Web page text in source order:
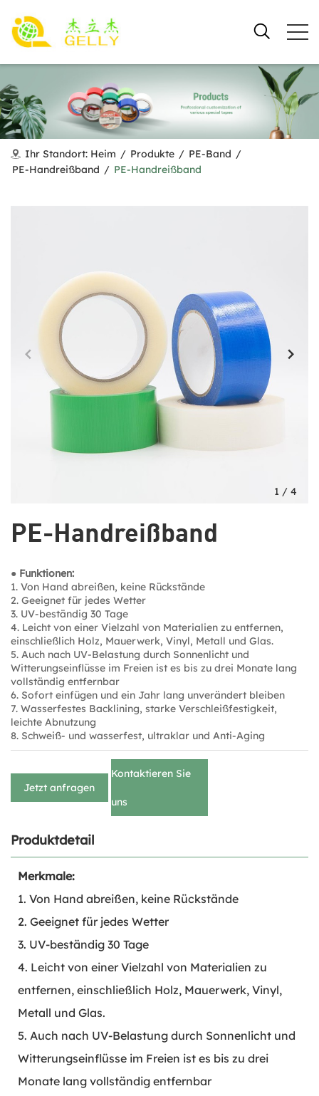
Ihr Standort: Heim / Produkte / PE-Band /
PE-Handreißband / PE-Handreißband
PE-Handreißband
● Funktionen:
1. Von Hand abreißen, keine Rückstände
2. Geeignet für jedes Wetter
3. UV-beständig 30 Tage
4. Leicht von einer Vielzahl von Materialien zu entfernen,
einschließlich Holz, Mauerwerk, Vinyl, Metall und Glas.
5. Auch nach UV-Belastung durch Sonnenlicht und
Witterungseinflüsse im Freien ist es bis zu drei Monate lang
vollständig entfernbar
6. Sofort einfügen und ein Jahr lang unverändert bleiben
7. Wasserfestes Backlining, starke Verschleißfestigkeit,
leichte Abnutzung
8. Schweiß- und wasserfest, ultraklar und Anti-Aging
Jetzt anfragen
Kontaktieren Sie
uns
1 / 4
Produktdetail
Merkmale:
1. Von Hand abreißen, keine Rückstände
2. Geeignet für jedes Wetter
3. UV-beständig 30 Tage
4. Leicht von einer Vielzahl von Materialien zu
entfernen, einschließlich Holz, Mauerwerk, Vinyl,
Metall und Glas.
5. Auch nach UV-Belastung durch Sonnenlicht und
Witterungseinflüsse im Freien ist es bis zu drei
Monate lang vollständig entfernbar